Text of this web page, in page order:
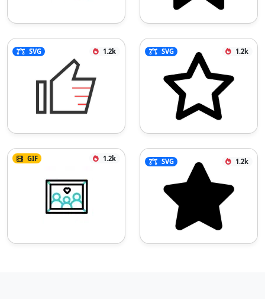
SVG 1.2k SVG 1.2k
GIF 1.2k SVG 1.2k